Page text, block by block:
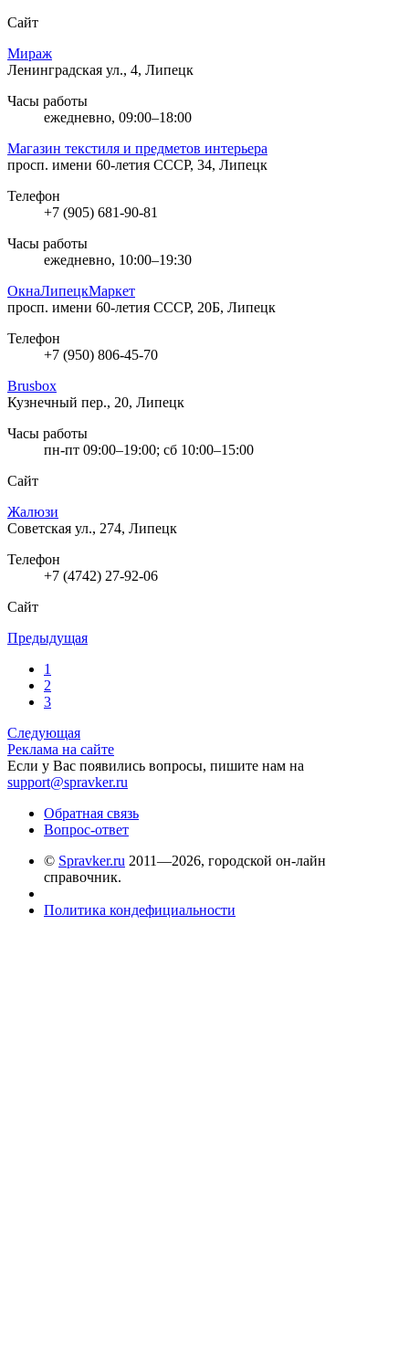
Сайт
Мираж
Ленинградская ул., 4, Липецк
Часы работы
ежедневно, 09:00–18:00
Магазин текстиля и предметов интерьера
просп. имени 60-летия СССР, 34, Липецк
Телефон
+7 (905) 681-90-81
Часы работы
ежедневно, 10:00–19:30
ОкнаЛипецкМаркет
просп. имени 60-летия СССР, 20Б, Липецк
Телефон
+7 (950) 806-45-70
Brusbox
Кузнечный пер., 20, Липецк
Часы работы
пн-пт 09:00–19:00; сб 10:00–15:00
Сайт
Жалюзи
Советская ул., 274, Липецк
Телефон
+7 (4742) 27-92-06
Сайт
Предыдущая
1
2
3
Следующая
Реклама на сайте
Если у Вас появились вопросы, пишите нам на
support@spravker.ru
Обратная связь
Вопрос-ответ
© Spravker.ru 2011—2026, городской он-лайн
справочник.
Политика кондефициальности